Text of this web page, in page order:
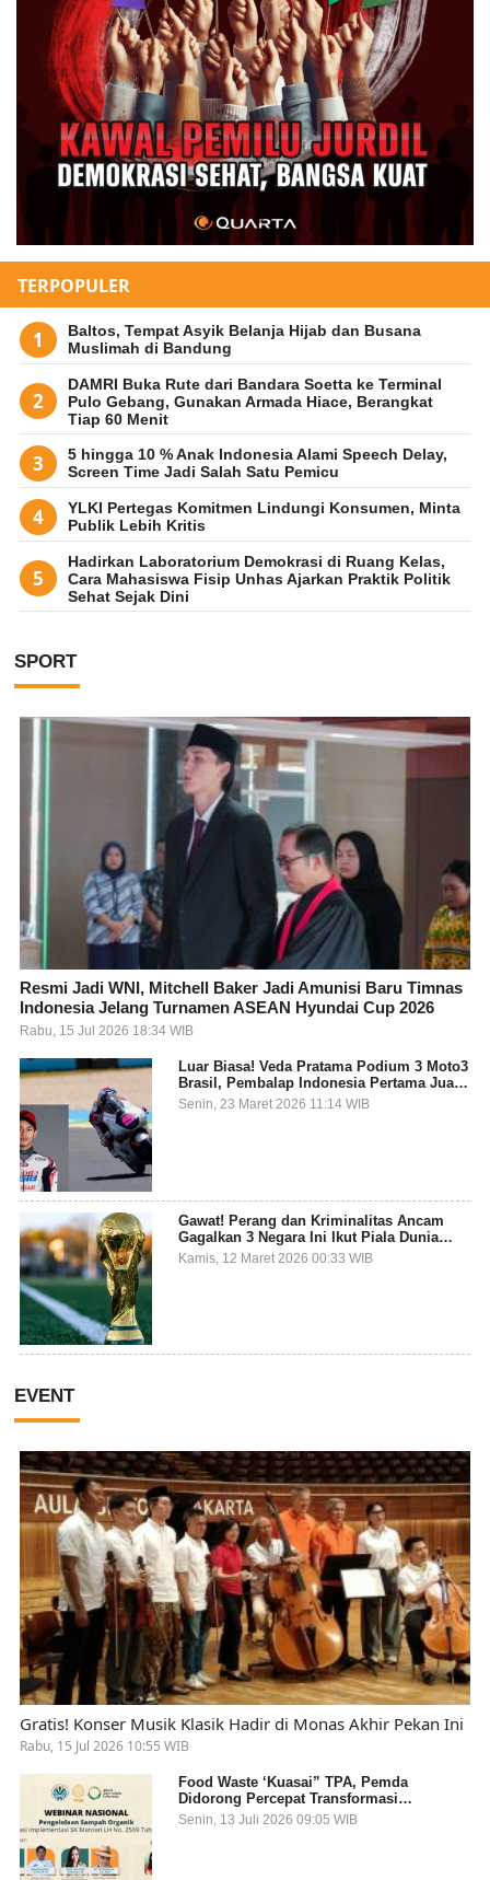
TERPOPULER
Baltos, Tempat Asyik Belanja Hijab dan Busana
Muslimah di Bandung
DAMRI Buka Rute dari Bandara Soetta ke Terminal
Pulo Gebang, Gunakan Armada Hiace, Berangkat
Tiap 60 Menit
5 hingga 10 % Anak Indonesia Alami Speech Delay,
Screen Time Jadi Salah Satu Pemicu
YLKI Pertegas Komitmen Lindungi Konsumen, Minta
Publik Lebih Kritis
Hadirkan Laboratorium Demokrasi di Ruang Kelas,
Cara Mahasiswa Fisip Unhas Ajarkan Praktik Politik
Sehat Sejak Dini
SPORT
Resmi Jadi WNI, Mitchell Baker Jadi Amunisi Baru Timnas
Indonesia Jelang Turnamen ASEAN Hyundai Cup 2026
Rabu, 15 Jul 2026 18:34 WIB
Luar Biasa! Veda Pratama Podium 3 Moto3
Brasil, Pembalap Indonesia Pertama Juara
Grand Prix
Senin, 23 Maret 2026 11:14 WIB
Gawat! Perang dan Kriminalitas Ancam
Gagalkan 3 Negara Ini Ikut Piala Dunia
2026
Kamis, 12 Maret 2026 00:33 WIB
EVENT
Gratis! Konser Musik Klasik Hadir di Monas Akhir Pekan Ini
Rabu, 15 Jul 2026 10:55 WIB
Food Waste ‘Kuasai” TPA, Pemda
Didorong Percepat Transformasi
Pengelolaan Sampah Organik dari Sumber
Senin, 13 Juli 2026 09:05 WIB